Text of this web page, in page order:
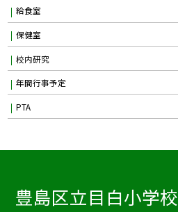
給食室
保健室
校内研究
年間行事予定
PTA
豊島区立目白小学校